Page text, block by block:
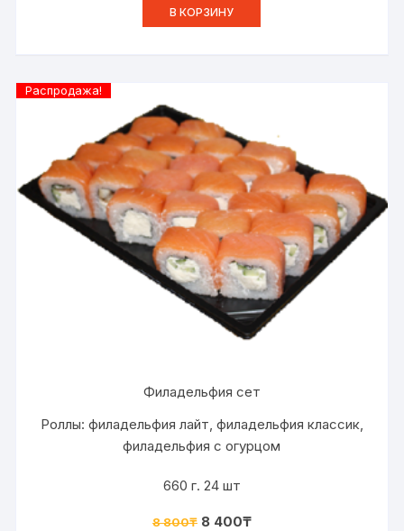
В КОРЗИНУ
Распродажа!
Филадельфия сет
Роллы: филадельфия лайт, филадельфия классик,
филадельфия с огурцом
660 г. 24 шт
8 800₸ 8 400₸